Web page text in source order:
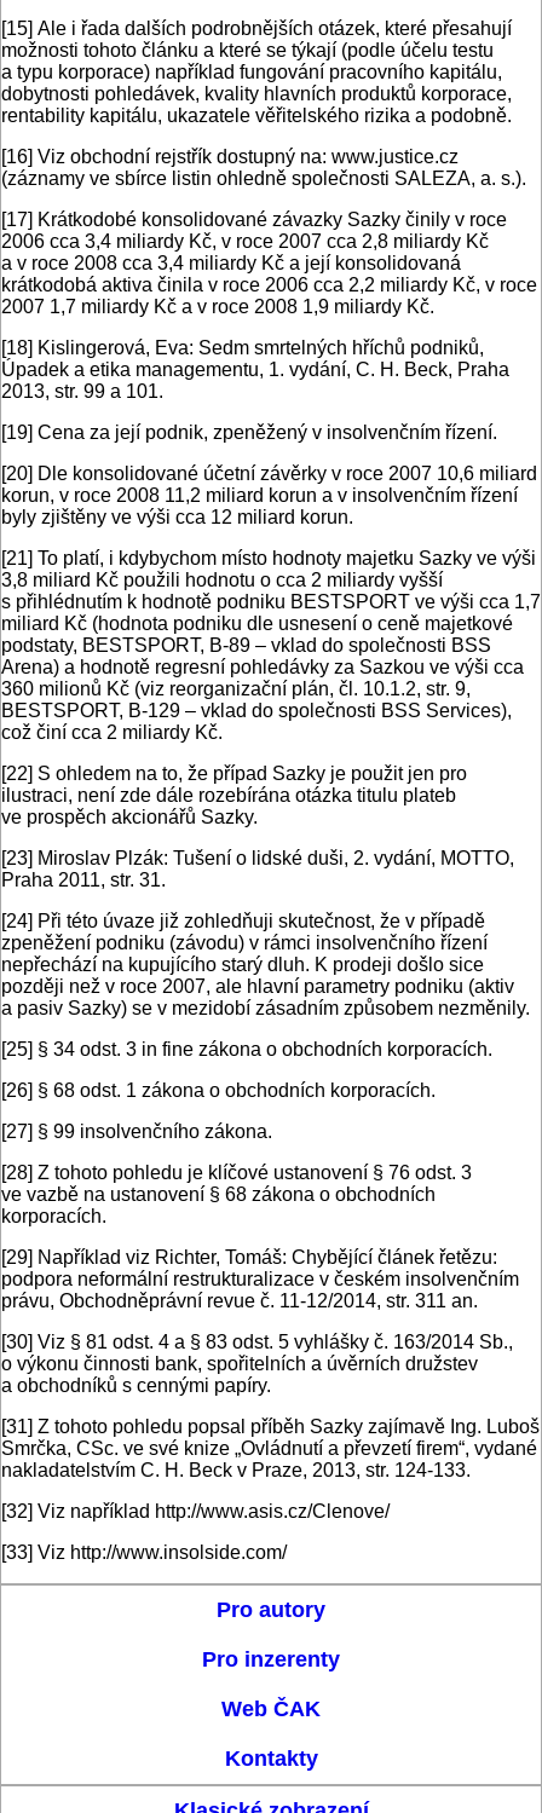
[15] Ale i řada dalších podrobnějších otázek, které přesahují
možnosti tohoto článku a které se týkají (podle účelu testu
a typu korporace) například fungování pracovního kapitálu,
dobytnosti pohledávek, kvality hlavních produktů korporace,
rentability kapitálu, ukazatele věřitelského rizika a podobně.
[16] Viz obchodní rejstřík dostupný na: www.justice.cz
(záznamy ve sbírce listin ohledně společnosti SALEZA, a. s.).
[17] Krátkodobé konsolidované závazky Sazky činily v roce
2006 cca 3,4 miliardy Kč, v roce 2007 cca 2,8 miliardy Kč
a v roce 2008 cca 3,4 miliardy Kč a její konsolidovaná
krátkodobá aktiva činila v roce 2006 cca 2,2 miliardy Kč, v roce
2007 1,7 miliardy Kč a v roce 2008 1,9 miliardy Kč.
[18] Kislingerová, Eva: Sedm smrtelných hříchů podniků,
Úpadek a etika managementu, 1. vydání, C. H. Beck, Praha
2013, str. 99 a 101.
[19] Cena za její podnik, zpeněžený v insolvenčním řízení.
[20] Dle konsolidované účetní závěrky v roce 2007 10,6 miliard
korun, v roce 2008 11,2 miliard korun a v insolvenčním řízení
byly zjištěny ve výši cca 12 miliard korun.
[21] To platí, i kdybychom místo hodnoty majetku Sazky ve výši
3,8 miliard Kč použili hodnotu o cca 2 miliardy vyšší
s přihlédnutím k hodnotě podniku BESTSPORT ve výši cca 1,7
miliard Kč (hodnota podniku dle usnesení o ceně majetkové
podstaty, BESTSPORT, B-89 – vklad do společnosti BSS
Arena) a hodnotě regresní pohledávky za Sazkou ve výši cca
360 milionů Kč (viz reorganizační plán, čl. 10.1.2, str. 9,
BESTSPORT, B-129 – vklad do společnosti BSS Services),
což činí cca 2 miliardy Kč.
[22] S ohledem na to, že případ Sazky je použit jen pro
ilustraci, není zde dále rozebírána otázka titulu plateb
ve prospěch akcionářů Sazky.
[23] Miroslav Plzák: Tušení o lidské duši, 2. vydání, MOTTO,
Praha 2011, str. 31.
[24] Při této úvaze již zohledňuji skutečnost, že v případě
zpeněžení podniku (závodu) v rámci insolvenčního řízení
nepřechází na kupujícího starý dluh. K prodeji došlo sice
později než v roce 2007, ale hlavní parametry podniku (aktiv
a pasiv Sazky) se v mezidobí zásadním způsobem nezměnily.
[25] § 34 odst. 3 in fine zákona o obchodních korporacích.
[26] § 68 odst. 1 zákona o obchodních korporacích.
[27] § 99 insolvenčního zákona.
[28] Z tohoto pohledu je klíčové ustanovení § 76 odst. 3
ve vazbě na ustanovení § 68 zákona o obchodních
korporacích.
[29] Například viz Richter, Tomáš: Chybějící článek řetězu:
podpora neformální restrukturalizace v českém insolvenčním
právu, Obchodněprávní revue č. 11-12/2014, str. 311 an.
[30] Viz § 81 odst. 4 a § 83 odst. 5 vyhlášky č. 163/2014 Sb.,
o výkonu činnosti bank, spořitelních a úvěrních družstev
a obchodníků s cennými papíry.
[31] Z tohoto pohledu popsal příběh Sazky zajímavě Ing. Luboš
Smrčka, CSc. ve své knize „Ovládnutí a převzetí firem“, vydané
nakladatelstvím C. H. Beck v Praze, 2013, str. 124-133.
[32] Viz například http://www.asis.cz/Clenove/
[33] Viz http://www.insolside.com/
Pro autory
Pro inzerenty
Web ČAK
Kontakty